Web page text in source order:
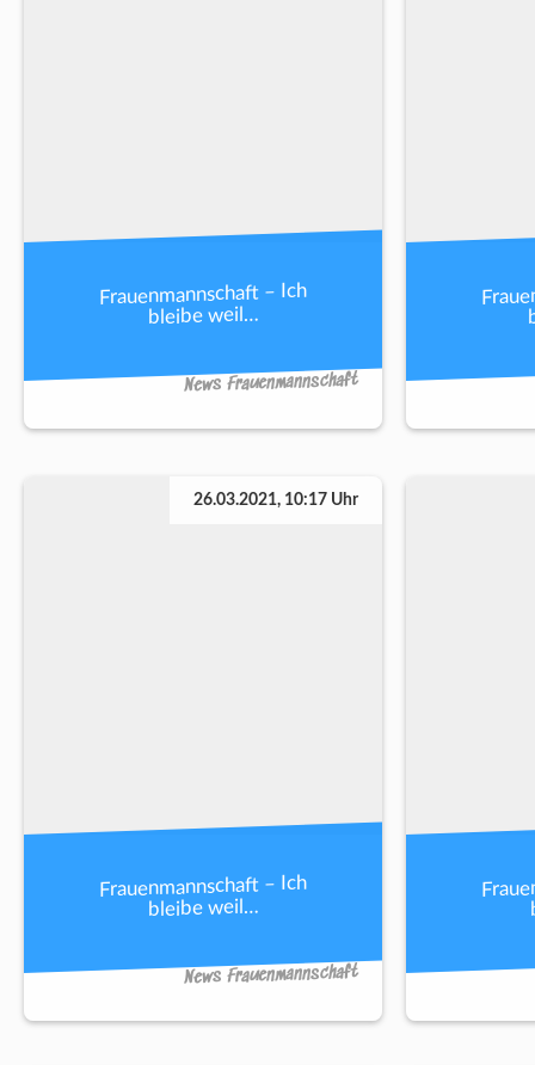
Frauenmannschaft – Ich
bleibe weil…
News Frauenmannschaft
26.03.2021, 10:17 Uhr
Frauenmannschaft – Ich
bleibe weil…
News Frauenmannschaft